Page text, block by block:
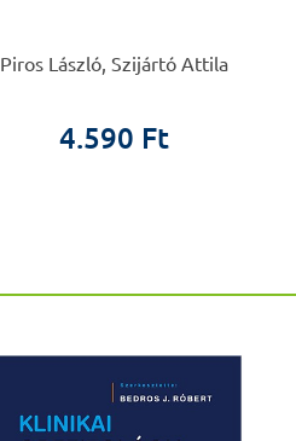
Piros László, Szijártó Attila
4.590 Ft